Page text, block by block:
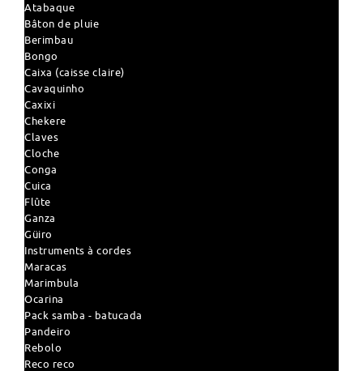
Atabaque
Bâton de pluie
Berimbau
Bongo
Caixa (caisse claire)
Cavaquinho
Caxixi
Chekere
Claves
Cloche
Conga
Cuica
Flûte
Ganza
Güiro
Instruments à cordes
Maracas
Marimbula
Ocarina
Pack samba - batucada
Pandeiro
Rebolo
Reco reco